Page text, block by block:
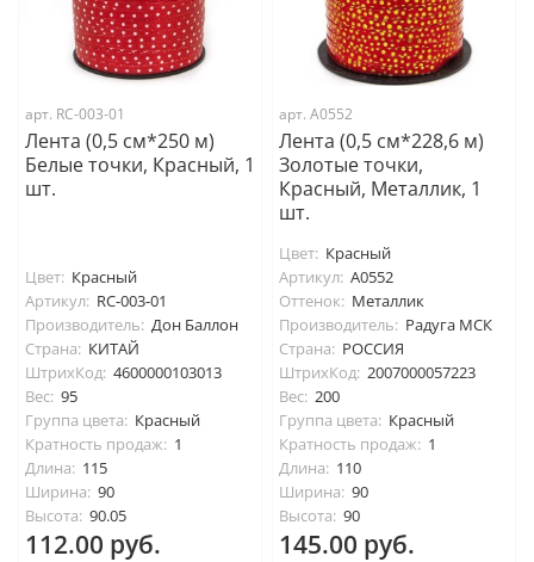
арт. RC-003-01
Лента (0,5 см*250 м)
Белые точки, Красный, 1
шт.
Цвет: Красный
Артикул: RC-003-01
Производитель: Дон Баллон
Страна: КИТАЙ
ШтрихКод: 4600000103013
Вес: 95
Группа цвета: Красный
Кратность продаж: 1
Длина: 115
Ширина: 90
Высота: 90.05
112.00 руб.
арт. А0552
Лента (0,5 см*228,6 м)
Золотые точки,
Красный, Металлик, 1
шт.
Цвет: Красный
Артикул: А0552
Оттенок: Металлик
Производитель: Радуга МСК
Страна: РОССИЯ
ШтрихКод: 2007000057223
Вес: 200
Группа цвета: Красный
Кратность продаж: 1
Длина: 110
Ширина: 90
Высота: 90
145.00 руб.